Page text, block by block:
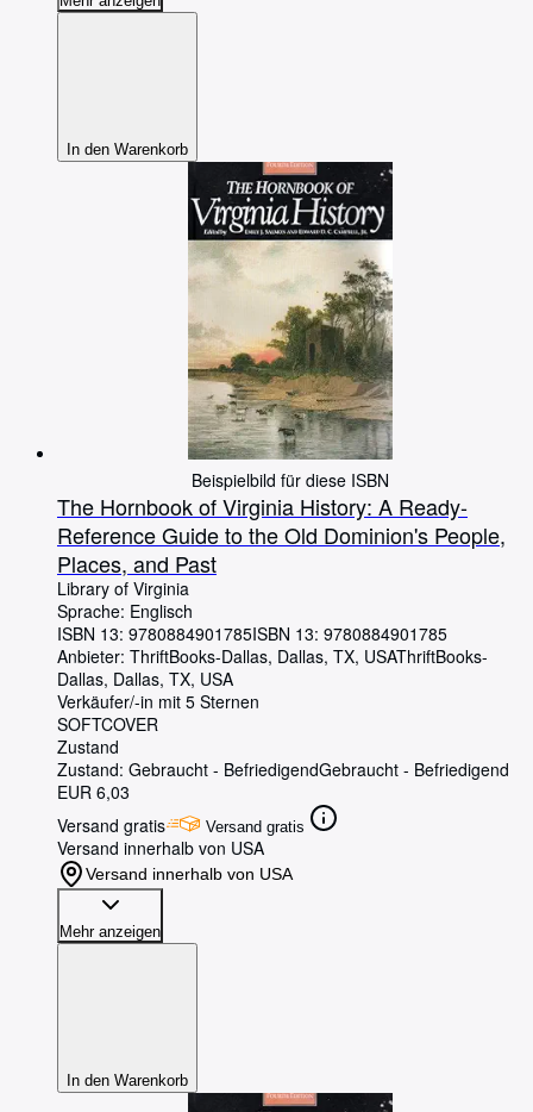
In den Warenkorb
Beispielbild für diese ISBN
The Hornbook of Virginia History: A Ready-
Reference Guide to the Old Dominion's People,
Places, and Past
Library of Virginia
Sprache: Englisch
ISBN 13: 9780884901785ISBN 13: 9780884901785
Anbieter: ThriftBooks-Dallas, Dallas, TX, USAThriftBooks-
Dallas, Dallas, TX, USA
Verkäufer/-in mit 5 Sternen
SOFTCOVER
Zustand
Zustand: Gebraucht - BefriedigendGebraucht - Befriedigend
EUR 6,03
Versand gratis
Versand gratis
Versand innerhalb von USA
Versand innerhalb von USA
Mehr anzeigen
In den Warenkorb